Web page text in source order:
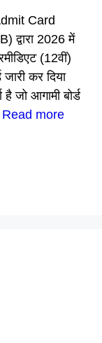
Card
द्वारा 2026 में
(12वीं)
जारी कर दिया
जो आगामी बोर्ड
Read more